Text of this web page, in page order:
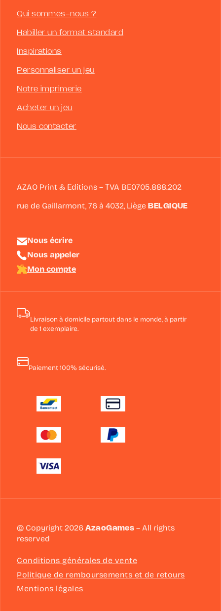
Qui sommes-nous ?
Habiller un format standard
Inspirations
Personnaliser un jeu
Notre imprimerie
Acheter un jeu
Nous contacter
AZAO Print & Editions – TVA BE0705.888.202
rue de Gaillarmont, 76 à 4032, Liège BELGIQUE
Nous écrire
Nous appeler
Mon compte
Livraison à domicile partout dans le monde, à partir
de 1 exemplaire.
Paiement 100% sécurisé.
© Copyright 2026AzaoGames – All rights
reserved
Conditions générales de vente
Politique de remboursements et de retours
Mentions légales